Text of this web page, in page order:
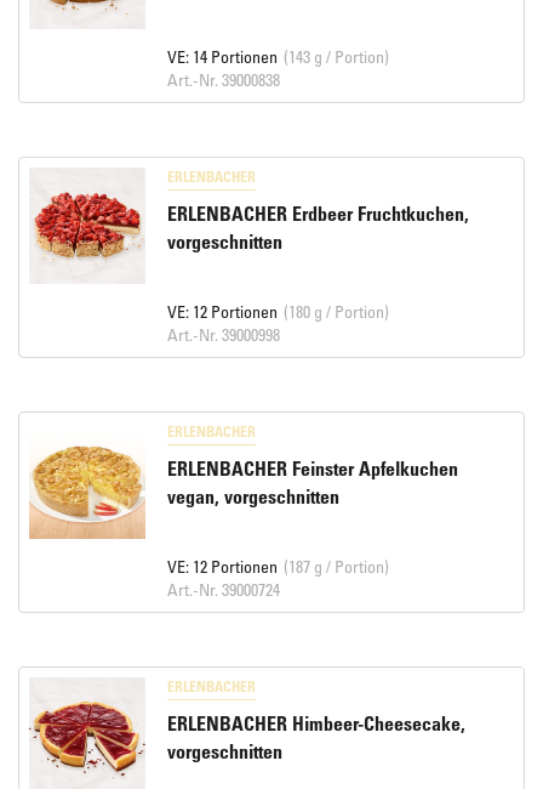
VE: 14 Portionen (143 g / Portion)
Art.-Nr. 39000838
ERLENBACHER
ERLENBACHER Erdbeer Fruchtkuchen,
vorgeschnitten
VE: 12 Portionen (180 g / Portion)
Art.-Nr. 39000998
ERLENBACHER
ERLENBACHER Feinster Apfelkuchen
vegan, vorgeschnitten
VE: 12 Portionen (187 g / Portion)
Art.-Nr. 39000724
ERLENBACHER
ERLENBACHER Himbeer-Cheesecake,
vorgeschnitten